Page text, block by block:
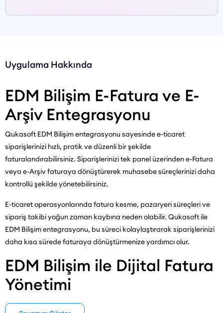
Uygulama Hakkında
EDM Bilişim E-Fatura ve E-
Arşiv Entegrasyonu
Qukasoft EDM Bilişim entegrasyonu sayesinde e-ticaret
siparişlerinizi hızlı, pratik ve düzenli bir şekilde
faturalandırabilirsiniz. Siparişlerinizi tek panel üzerinden e-Fatura
veya e-Arşiv faturaya dönüştürerek muhasebe süreçlerinizi daha
kontrollü şekilde yönetebilirsiniz.
E-ticaret operasyonlarında fatura kesme, pazaryeri süreçleri ve
sipariş takibi yoğun zaman kaybına neden olabilir. Qukasoft ile
EDM Bilişim entegrasyonu, bu süreci kolaylaştırarak siparişlerinizi
daha kısa sürede faturaya dönüştürmenize yardımcı olur.
EDM Bilişim ile Dijital Fatura
Yönetimi
EDM Bilişim e-Fatura ve e-Arşiv çözümleri ile işletmeler, fatura